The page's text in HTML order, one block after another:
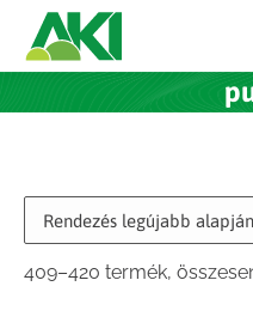
409–420 termék,